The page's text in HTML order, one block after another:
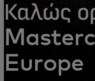
Καλώς
Europe